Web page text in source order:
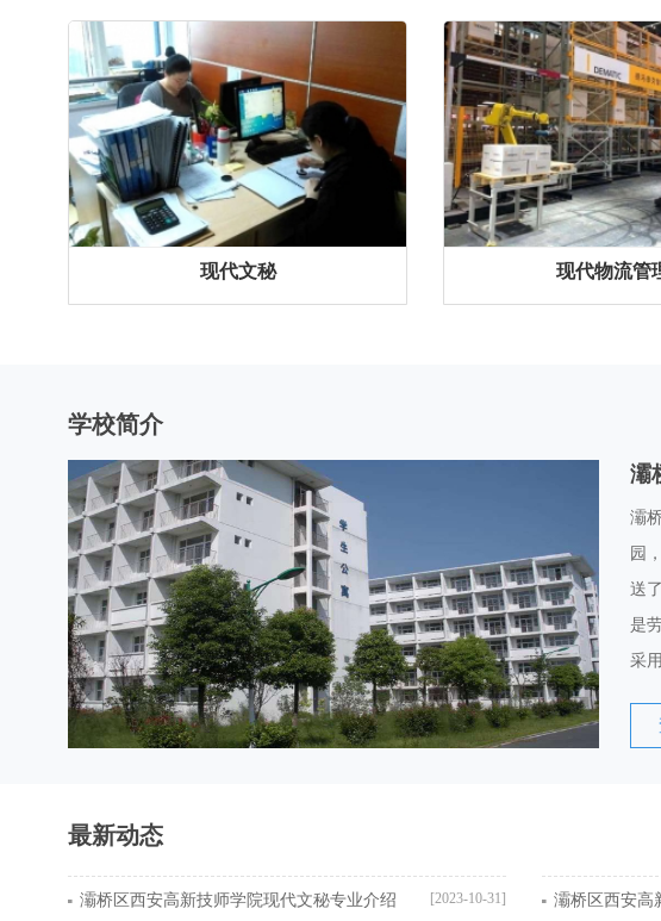
现代文秘 现代物流管
学校简介
灞
灞
园
送
是
采
最新动态
灞桥区西安高新技师学院现代文秘专业介绍 [2023-10-31]